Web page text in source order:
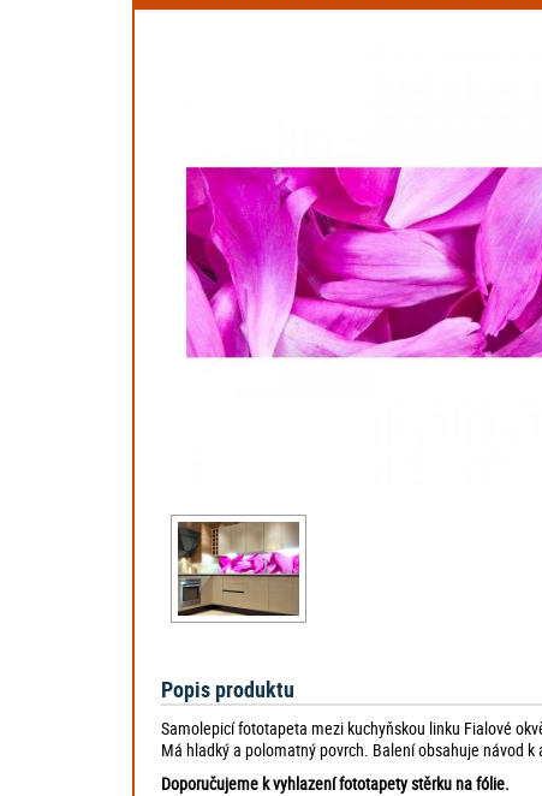
Popis produktu
Samolepicí fototapeta mezi kuchyňskou linku Fialové
Má hladký a polomatný povrch. Balení obsahuje návod
Doporučujeme k vyhlazení fototapety stěrku na fólie.